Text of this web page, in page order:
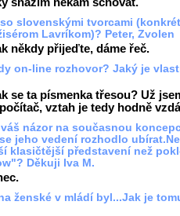
slovenskými tvorcami
Lavríkom)? Peter, Zvolen
někdy přijeďte, dáme řeč.
on-line rozhovor? Jaký je
se ta písmenka třesou? Už
vztah je tedy hodně
názor na současnou
jeho vedení rozhodlo
klasičtější představení než
Děkuji Iva M.
ženské v mládí byl...Jak je